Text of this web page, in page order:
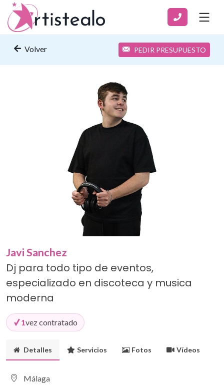
Volver PEDIR PRESUPUESTO
Javi Sanchez
Dj para todo tipo de eventos,
especializado en discoteca y musica
moderna
1vez contratado
Detalles Servicios Fotos Vídeos
Málaga